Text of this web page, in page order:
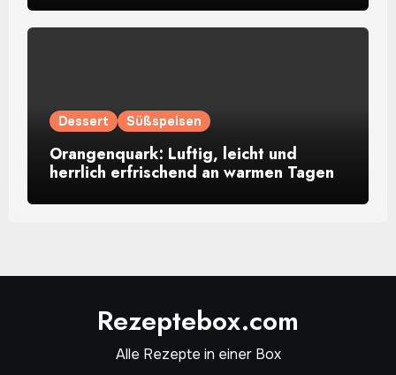
Dessert Süßspeisen
Orangenquark: Luftig, leicht und
herrlich erfrischend an warmen Tagen
Rezeptebox.com
Alle Rezepte in einer Box